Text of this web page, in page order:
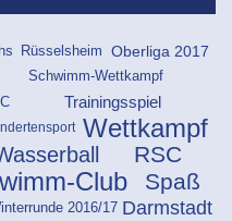
Rüsselsheim Oberliga 2017
Schwimm-Wettkampf
Trainingsspiel
Wettkampf
RSC
Club Spaß
2016/17 Darmstadt